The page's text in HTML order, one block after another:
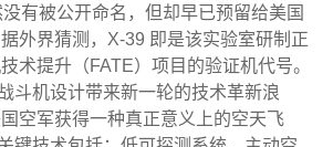
被公开命名，但却早已预留给美国
外界猜测，X-39 即是该实验室研制正
术提升（FATE）项目的验证机代号。
斗机设计带来新一轮的技术革新浪
空军获得一种真正意义上的空天飞